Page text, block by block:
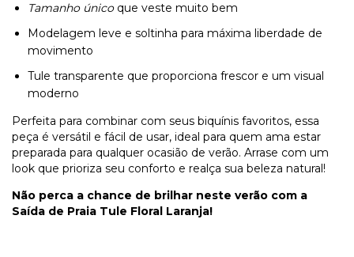
Tamanho únicoque veste muito bem
Modelagem leve e soltinha para máxima liberdade de
movimento
Tule transparente que proporciona frescor e um visual
moderno
Perfeita para combinar com seus biquínis favoritos, essa
peça é versátil e fácil de usar, ideal para quem ama estar
preparada para qualquer ocasião de verão. Arrase com um
look que prioriza seu conforto e realça sua beleza natural!
Não perca a chance de brilhar neste verão com a
Saída de Praia Tule Floral Laranja!